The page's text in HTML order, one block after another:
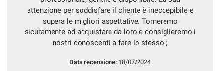
attenzione per soddisfare il cliente è ineccepibile e
supera le migliori aspettative. Torneremo
sicuramente ad acquistare da loro e consiglieremo i
nostri conoscenti a fare lo stesso.;
Data recensione: 18/07/2024